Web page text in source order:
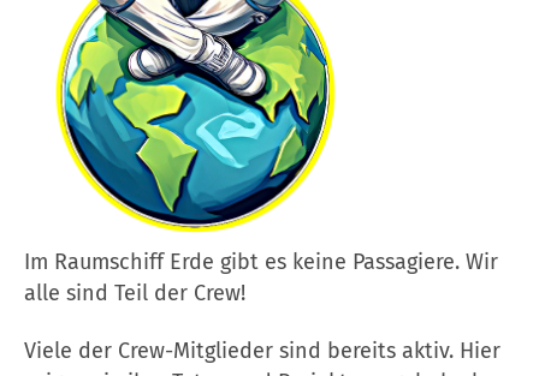
Im Raumschiff Erde gibt es keine Passagiere. Wir
alle sind Teil der Crew!
Viele der Crew-Mitglieder sind bereits aktiv. Hier